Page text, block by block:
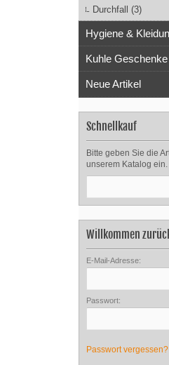
Durchfall (3)
Hygiene &
Kuhle
Neue Artikel
Schnellkauf
Bitte geben Sie die
unserem Katalog ein.
Willkommen
E-Mail-Adresse:
Passwort:
Passwort vergessen?